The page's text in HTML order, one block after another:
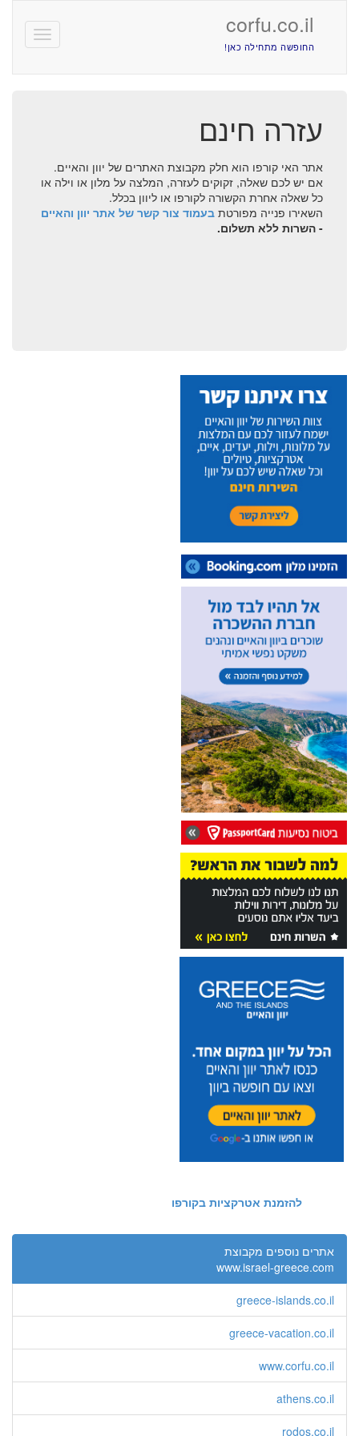
corfu.co.il
החופשה מתחילה כאן!
Toggle
עזרה חינם
אתר האי קורפו הוא חלק מקבוצת האתרים של יוון והאיים.
אם יש לכם שאלה, זקוקים לעזרה, המלצה על מלון או וילה או
כל שאלה אחרת הקשורה לקורפו או ליוון בכלל.
השאירו פנייה מפורטת בעמוד צור קשר של אתר יוון והאיים
- השרות ללא תשלום.
להזמנת אטרקציות בקורפו
אתרים נוספים מקבוצת
www.israel-greece.com
greece-islands.co.il
greece-vacation.co.il
www.corfu.co.il
athens.co.il
rodos.co.il